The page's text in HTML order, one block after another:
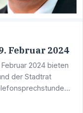
Februar 2024
2024 bieten
der Stadtrat